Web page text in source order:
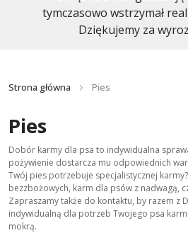
tymczasowo wstrzymał
Dziękujemy za
Strona główna Pies
Pies
Dobór karmy dla psa to indywidualna
pożywienie dostarcza mu odpowiednich
Twój pies potrzebuje specjalistycznej
bezzbożowych, karm dla psów z nadwagą,
Zapraszamy także do kontaktu, by razem z
indywidualną dla potrzeb Twojego psa
mokrą.